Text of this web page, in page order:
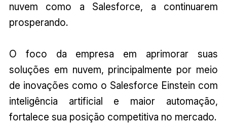
nuvem como a Salesforce, a continuarem
prosperando.
O foco da empresa em aprimorar suas
soluções em nuvem, principalmente por meio
de inovações como o Salesforce Einstein com
inteligência artificial e maior automação,
fortalece sua posição competitiva no mercado.